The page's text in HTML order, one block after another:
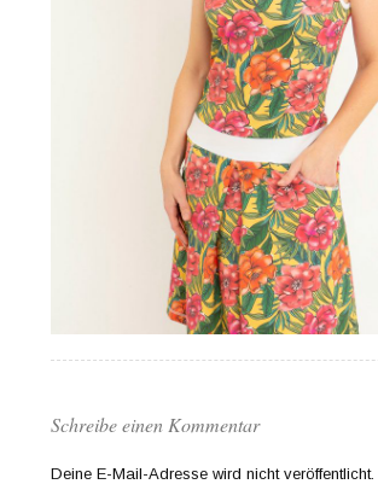
Schreibe einen Kommentar
Deine E-Mail-Adresse wird nicht veröffentlicht.